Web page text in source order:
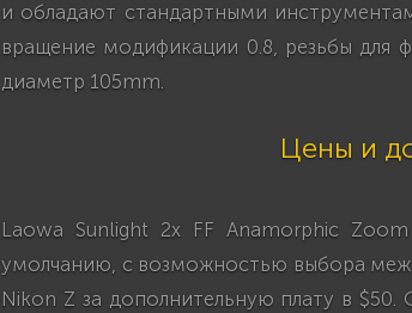
и обладают стандартными
вращение модификации 0.8, резьбы
диаметр 105mm.
Цены и
Laowa Sunlight 2x FF Anamorphic
умолчанию, с возможностью выбора
Nikon Z за дополнительную плату в